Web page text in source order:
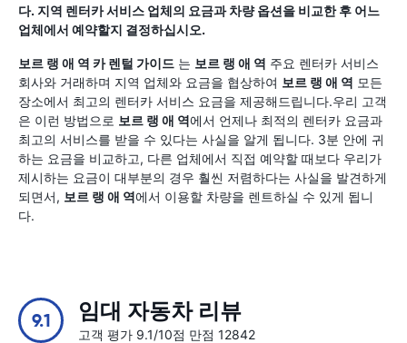
다. 지역 렌터카 서비스 업체의 요금과 차량 옵션을 비교한 후 어느
업체에서 예약할지 결정하십시오.
보르 랭 애 역 카 렌털 가이드 는 보르 랭 애 역 주요 렌터카 서비스
회사와 거래하며 지역 업체와 요금을 협상하여 보르 랭 애 역 모든
장소에서 최고의 렌터카 서비스 요금을 제공해드립니다.우리 고객
은 이런 방법으로 보르 랭 애 역에서 언제나 최적의 렌터카 요금과
최고의 서비스를 받을 수 있다는 사실을 알게 됩니다. 3분 안에 귀
하는 요금을 비교하고, 다른 업체에서 직접 예약할 때보다 우리가
제시하는 요금이 대부분의 경우 훨씬 저렴하다는 사실을 발견하게
되면서, 보르 랭 애 역에서 이용할 차량을 렌트하실 수 있게 됩니
다.
9.1 임대 자동차 리뷰
고객 평가 9.1/10점 만점 12842